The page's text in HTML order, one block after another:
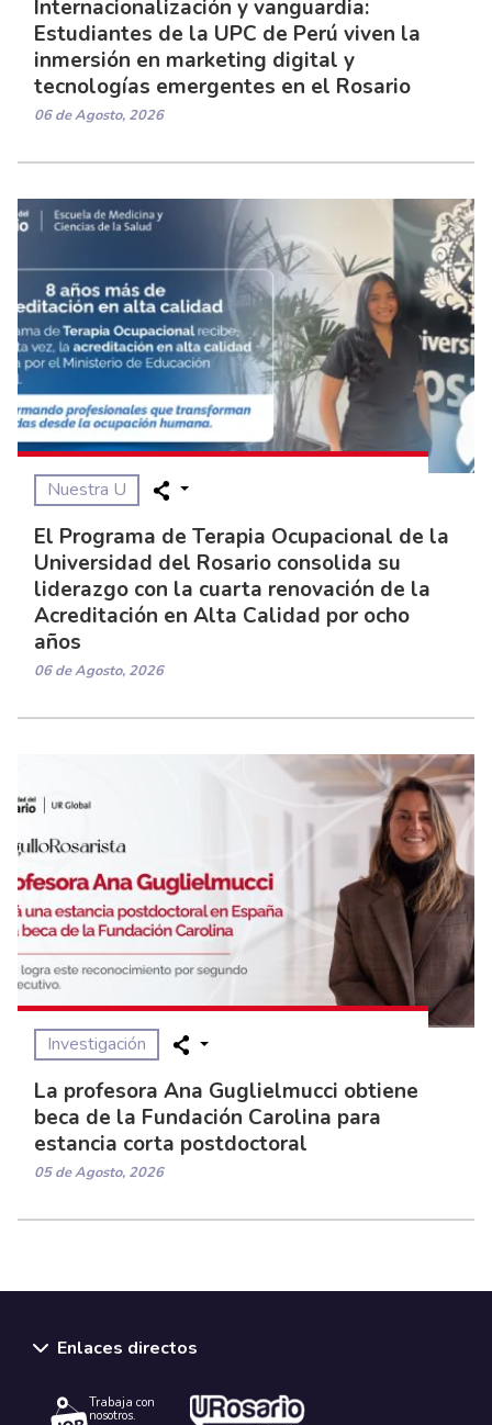
Internacionalización y vanguardia:
Estudiantes de la UPC de Perú viven la
inmersión en marketing digital y
tecnologías emergentes en el Rosario
06 de Agosto, 2026
Nuestra U
El Programa de Terapia Ocupacional de la
Universidad del Rosario consolida su
liderazgo con la cuarta renovación de la
Acreditación en Alta Calidad por ocho
años
06 de Agosto, 2026
Investigación
La profesora Ana Guglielmucci obtiene
beca de la Fundación Carolina para
estancia corta postdoctoral
05 de Agosto, 2026
Enlaces directos
Trabaja con
nosotros.